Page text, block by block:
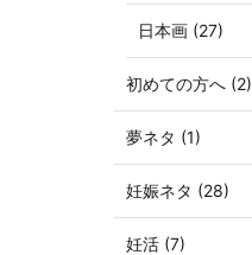
日本画 (27)
初めての方へ (2)
夢ネタ (1)
妊娠ネタ (28)
妊活 (7)